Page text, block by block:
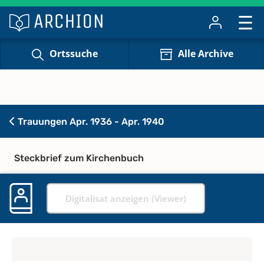
Ortssuche Alle Archive
Trauungen Apr. 1936 - Apr. 1940
Steckbrief zum Kirchenbuch
Digitalisat anzeigen (Viewer)